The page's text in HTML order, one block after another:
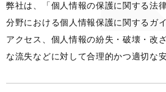
弊社は、「個人情報の保護に関する法
分野における個人情報保護に関するガ
アクセス、個人情報の紛失・破壊・改
な流失などに対して合理的かつ適切な